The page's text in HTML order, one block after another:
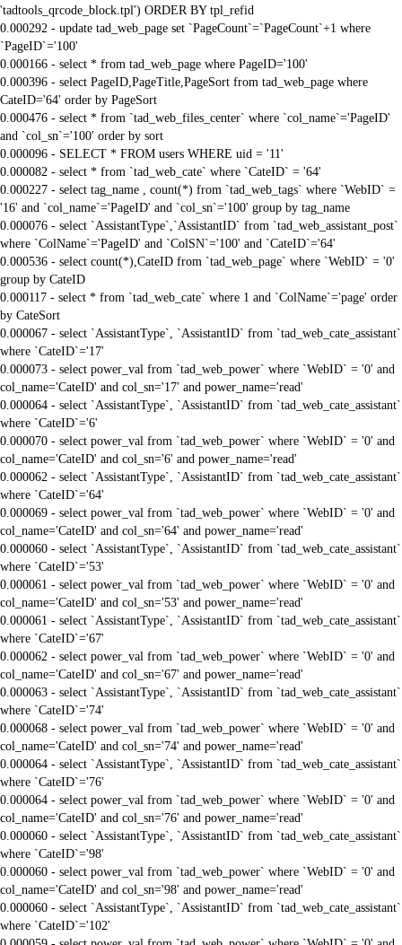
'tadtools_qrcode_block.tpl') ORDER BY tpl_refid
0.000292 - update tad_web_page set `PageCount`=`PageCount`+1 where
`PageID`='100'
0.000166 - select * from tad_web_page where PageID='100'
0.000396 - select PageID,PageTitle,PageSort from tad_web_page where
CateID='64' order by PageSort
0.000476 - select * from `tad_web_files_center` where `col_name`='PageID'
and `col_sn`='100' order by sort
0.000096 - SELECT * FROM users WHERE uid = '11'
0.000082 - select * from `tad_web_cate` where `CateID` = '64'
0.000227 - select tag_name , count(*) from `tad_web_tags` where `WebID` =
'16' and `col_name`='PageID' and `col_sn`='100' group by tag_name
0.000076 - select `AssistantType`,`AssistantID` from `tad_web_assistant_post`
where `ColName`='PageID' and `ColSN`='100' and `CateID`='64'
0.000536 - select count(*),CateID from `tad_web_page` where `WebID` = '0'
group by CateID
0.000117 - select * from `tad_web_cate` where 1 and `ColName`='page' order
by CateSort
0.000067 - select `AssistantType`, `AssistantID` from `tad_web_cate_assistant`
where `CateID`='17'
0.000073 - select power_val from `tad_web_power` where `WebID` = '0' and
col_name='CateID' and col_sn='17' and power_name='read'
0.000064 - select `AssistantType`, `AssistantID` from `tad_web_cate_assistant`
where `CateID`='6'
0.000070 - select power_val from `tad_web_power` where `WebID` = '0' and
col_name='CateID' and col_sn='6' and power_name='read'
0.000062 - select `AssistantType`, `AssistantID` from `tad_web_cate_assistant`
where `CateID`='64'
0.000069 - select power_val from `tad_web_power` where `WebID` = '0' and
col_name='CateID' and col_sn='64' and power_name='read'
0.000060 - select `AssistantType`, `AssistantID` from `tad_web_cate_assistant`
where `CateID`='53'
0.000061 - select power_val from `tad_web_power` where `WebID` = '0' and
col_name='CateID' and col_sn='53' and power_name='read'
0.000061 - select `AssistantType`, `AssistantID` from `tad_web_cate_assistant`
where `CateID`='67'
0.000062 - select power_val from `tad_web_power` where `WebID` = '0' and
col_name='CateID' and col_sn='67' and power_name='read'
0.000063 - select `AssistantType`, `AssistantID` from `tad_web_cate_assistant`
where `CateID`='74'
0.000068 - select power_val from `tad_web_power` where `WebID` = '0' and
col_name='CateID' and col_sn='74' and power_name='read'
0.000064 - select `AssistantType`, `AssistantID` from `tad_web_cate_assistant`
where `CateID`='76'
0.000064 - select power_val from `tad_web_power` where `WebID` = '0' and
col_name='CateID' and col_sn='76' and power_name='read'
0.000060 - select `AssistantType`, `AssistantID` from `tad_web_cate_assistant`
where `CateID`='98'
0.000060 - select power_val from `tad_web_power` where `WebID` = '0' and
col_name='CateID' and col_sn='98' and power_name='read'
0.000060 - select `AssistantType`, `AssistantID` from `tad_web_cate_assistant`
where `CateID`='102'